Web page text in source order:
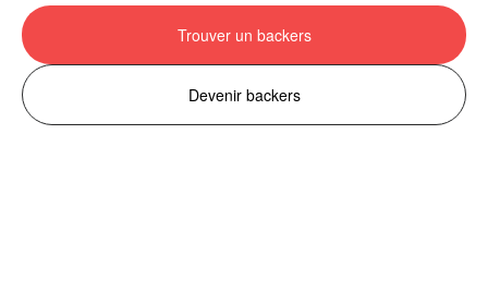
Trouver un backers
Devenir backers